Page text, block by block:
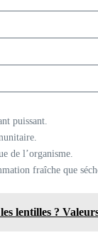
puissant.
de l’organisme.
fraîche que
lentilles ?